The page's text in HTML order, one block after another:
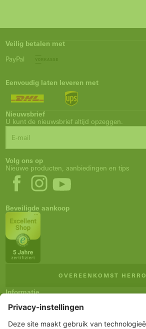
Veilig betalen met
PayPal
Eenvoudig laten leveren met
Nieuwsbrief
U kunt de nieuwsbrief altijd opzeggen.
Volg ons op
Nieuwe producten, aanbiedingen en tips
Beveiligde aankoop
OVEREENKOMST
Informatie
Algemene verkoopsvoorwaarden
Verzending en betaling